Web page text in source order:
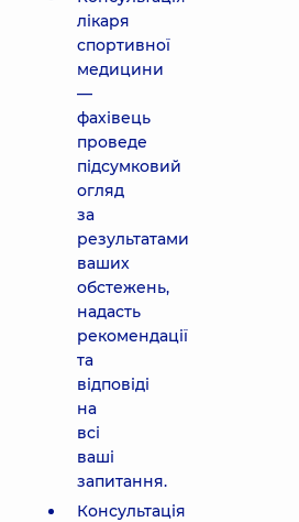
лікаря
спортивної
медицини
—
фахівець
проведе
підсумковий
огляд
за
результатами
ваших
обстежень,
надасть
рекомендації
та
відповіді
на
всі
ваші
запитання.
Консультація